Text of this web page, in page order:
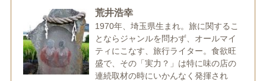
荒井浩幸
1970年、埼玉県生まれ。旅に関するこ
とならジャンルを問わず、オールマイ
ティにこなす、旅行ライター。食欲旺
盛で、その「実力？」は特に味の店の
連続取材の時にいかんなく発揮され